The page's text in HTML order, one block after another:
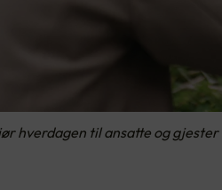
hverdagen til ansatte og